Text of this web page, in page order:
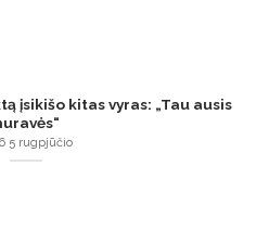
įsikišo kitas vyras: „Tau ausis
5 rugpjūčio